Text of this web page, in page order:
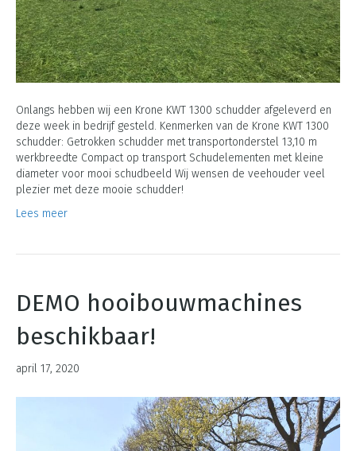
Onlangs hebben wij een Krone KWT 1300 schudder afgeleverd en
deze week in bedrijf gesteld. Kenmerken van de Krone KWT 1300
schudder: Getrokken schudder met transportonderstel 13,10 m
werkbreedte Compact op transport Schudelementen met kleine
diameter voor mooi schudbeeld Wij wensen de veehouder veel
plezier met deze mooie schudder!
Lees meer
DEMO hooibouwmachines
beschikbaar!
april 17, 2020